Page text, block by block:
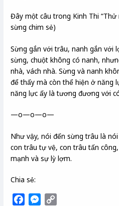
Đây một câu trong Kinh Thi “Thử
sừng chim sẻ)
Sừng gắn với trâu, nanh gắn với
sừng, chuột không có nanh,
nhà, vách nhà. Sừng và nanh
để thấy mà còn thể hiện ở năng
năng lực ấy là tương đương với
—o—o—o—
Như vậy, nói đến sừng trâu là
con trâu tự vệ, con trâu tấn
mạnh và sự lỳ lợm.
Chia sẻ:
M